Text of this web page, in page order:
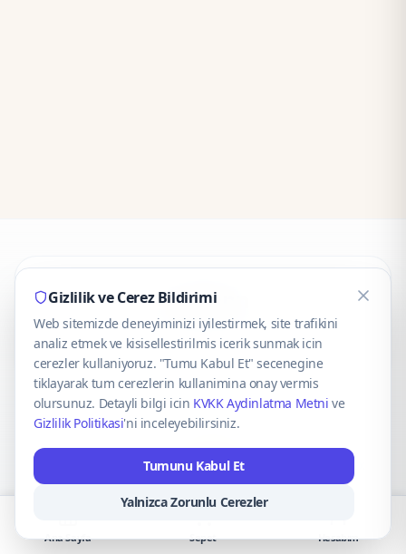
CaseOnn
© 2025 CaseOnn. Tüm hakları saklıdır.
VISA Mastercard
Gizlilik ve Cerez Bildirimi
Web sitemizde deneyiminizi iyilestirmek, site trafikini
analiz etmek ve kisisellestirilmis icerik sunmak icin
cerezler kullaniyoruz. "Tumu Kabul Et" secenegine
tiklayarak tum cerezlerin kullanimina onay vermis
olursunuz. Detayli bilgi icin KVKK Aydinlatma Metni ve
Gizlilik Politikasi'ni inceleyebilirsiniz.
Tumunu Kabul Et
Yalnizca Zorunlu Cerezler
Ana Sayfa Sepet Hesabım